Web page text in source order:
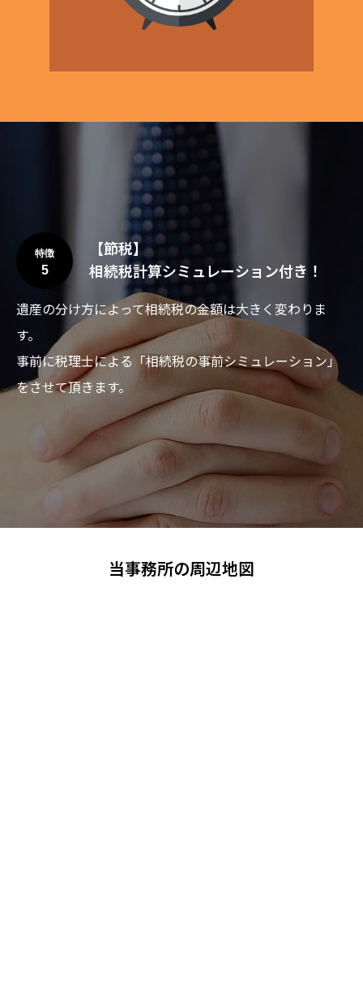
特徴
5
【節税】
相続税計算シミュレーション付き！
遺産の分け方によって相続税の金額は大きく変わりま
す。
事前に税理士による「相続税の事前シミュレーション」
をさせて頂きます。
当事務所の周辺地図